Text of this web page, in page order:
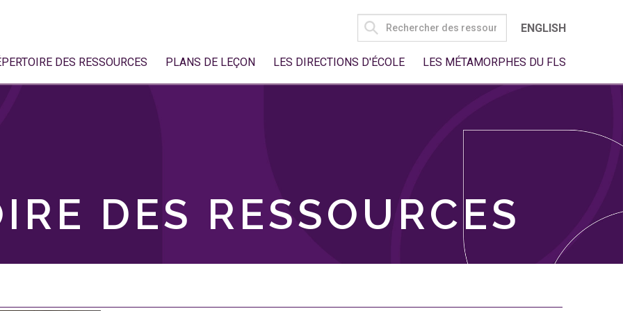
SEARCH
FOR:
ENGLISH
DES RESSOURCES PLANS DE LEÇON LES DIRECTIONS D'ÉCOLE LES MÉTAMORPHES DU FLS
DES RESSOURCES